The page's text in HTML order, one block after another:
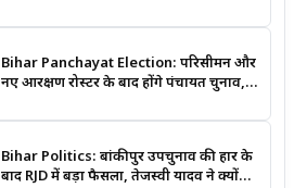
Bihar Panchayat Election: परिसीमन और
नए आरक्षण रोस्टर के बाद होंगे पंचायत चुनाव,
Bihar Politics: बांकीपुर उपचुनाव की हार के
बाद RJD में बड़ा फैसला, तेजस्वी यादव ने क्यों